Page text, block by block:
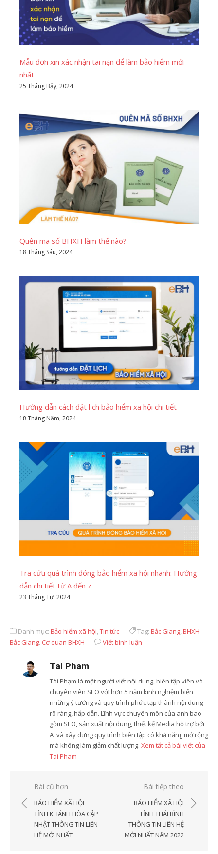
Mẫu đơn xin xác nhận tai nạn để làm bảo hiểm mới
nhất
25 Tháng Bảy, 2024
Quên mã số BHXH làm thế nào?
18 Tháng Sáu, 2024
Hướng dẫn cách đặt lịch bảo hiểm xã hội chi tiết
18 Tháng Năm, 2024
Tra cứu quá trình đóng bảo hiểm xã hội nhanh: Hướng
dẫn chi tiết từ A đến Z
23 Tháng Tư, 2024
Danh mục: Bảo hiểm xã hội Tin tức Tag: Bắc Giang BHXH
Bắc Giang Cơ quan BHXH Viết bình luận
Tai Pham
Tài Phạm là một người viết nội dung, biên tập viên và
chuyên viên SEO với hơn 5 năm kinh nghiệm biến
những ý tưởng và quy trình phức tạp thành nội dung
rõ ràng, hấp dẫn. Lĩnh vực chuyên môn của anh bao
gồm SEO, sản xuất nội dung, thiết kế Media hỗ trợ bởi
AI và xây dựng quy trình biên tập có khả năng mở rộng
mà không làm giảm chất lượng. Xem tất cả bài viết của
Tai Pham
Điều
hướng
viết
Bài cũ hơn
BẢO HIỂM XÃ HỘI
TỈNH KHÁNH HÒA CẬP
NHẬT THÔNG TIN LIÊN
HỆ MỚI NHẤT
Bài tiếp theo
BẢO HIỂM XÃ HỘI
TỈNH THÁI BÌNH
THÔNG TIN LIÊN HỆ
MỚI NHẤT NĂM 2022